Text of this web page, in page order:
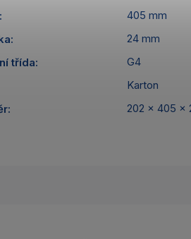
:
405 mm
:
24 mm
třída:
G4
Karton
: 202 x 405 x